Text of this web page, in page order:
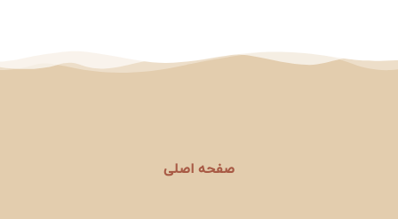
صفحه اصلی